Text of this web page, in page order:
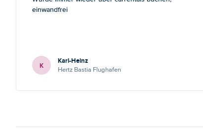
einwandfrei
K Karl-Heinz
Hertz Bastia Flughafen